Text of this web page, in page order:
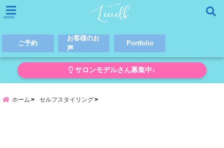
menu
ご予約
お客様のお
声
Portfolio
サロンモデルさん募集中♪
ホーム セルフスタイリング